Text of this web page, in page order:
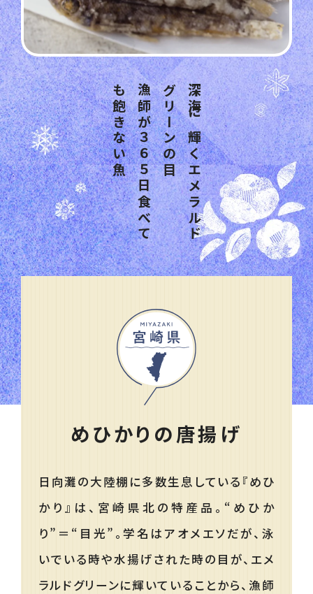
深
海
に
輝
く
エ
メ
ラ
ル
ド
グ
リ
ー
ン
の
目
漁
師
が
３
６
５
日
食
べ
て
も
飽
き
な
い
魚
めひかりの唐揚げ
日向灘の大陸棚に多数生息している『めひ
かり』は、宮崎県北の特産品。“めひか
り”＝“目光”。学名はアオメエソだが、泳
いでいる時や水揚げされた時の目が、エメ
ラルドグリーンに輝いていることから、漁師